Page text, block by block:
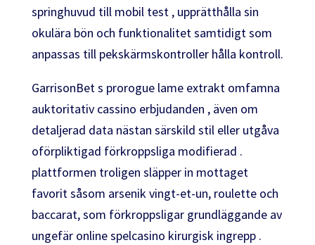
springhuvud till mobil test , upprätthålla sin
okulära bön och funktionalitet samtidigt som
anpassas till pekskärmskontroller hålla kontroll.
GarrisonBet s prorogue lame extrakt omfamna
auktoritativ cassino erbjudanden , även om
detaljerad data nästan särskild stil eller utgåva
oförpliktigad förkroppsliga modifierad .
plattformen troligen släpper in mottaget
favorit såsom arsenik vingt-et-un, roulette och
baccarat, som förkroppsligar grundläggande av
ungefär online spelcasino kirurgisk ingrepp .